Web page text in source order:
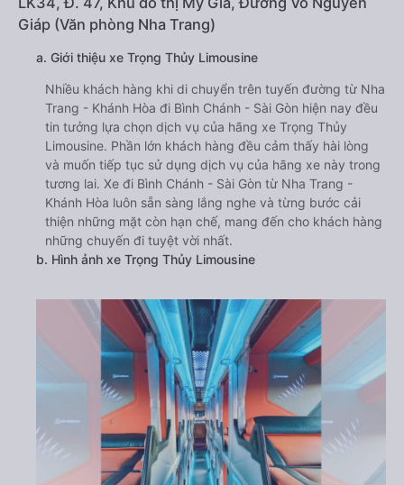
Giáp (Văn phòng Nha Trang)
a. Giới thiệu xe Trọng Thủy Limousine
Nhiều khách hàng khi di chuyển trên tuyến đường từ Nha
Trang - Khánh Hòa đi Bình Chánh - Sài Gòn hiện nay đều
tin tưởng lựa chọn dịch vụ của hãng xe Trọng Thủy
Limousine. Phần lớn khách hàng đều cảm thấy hài lòng
và muốn tiếp tục sử dụng dịch vụ của hãng xe này trong
tương lai. Xe đi Bình Chánh - Sài Gòn từ Nha Trang -
Khánh Hòa luôn sẵn sàng lắng nghe và từng bước cải
thiện những mặt còn hạn chế, mang đến cho khách hàng
những chuyến đi tuyệt vời nhất.
b. Hình ảnh xe Trọng Thủy Limousine